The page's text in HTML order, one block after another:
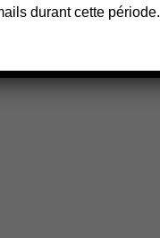
durant cette période.